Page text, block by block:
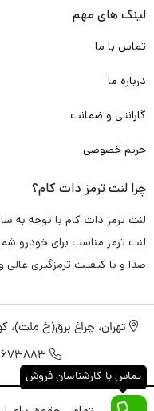
دقیقا پاسخگو تمامی دغدغه
گارانتیمی کنیم.
تضمینی
فاقد هرگونه سوت
مطابق استاندارد های کارخانه
راجب عملکرد ترمزگیری
توجه به تکنولوژی های روز،
همچون کربن، فایبر، متال و
لینک های مهم
تماس با ما
درباره ما
گارانتی و ضمانت
حریم خصوصی
چرا لنت ترمز دات کام؟
لنت ترمز دات کام با توجه به
لنت ترمز مناسب برای خودرو
صدا و با کیفیت ترمزگیری
تهران، چراغ برق(خ ملت)، کوچه
تماس با کارشناسان فروش